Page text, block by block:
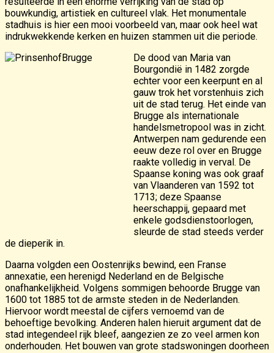
bouwkundig, artistiek en cultureel vlak. Het monumentale
stadhuis is hier een mooi voorbeeld van, maar ook heel wat
indrukwekkende kerken en huizen stammen uit die periode.
De dood van Maria van
Bourgondië in 1482 zorgde
echter voor een keerpunt en al
gauw trok het vorstenhuis zich
uit de stad terug. Het einde van
Brugge als internationale
handelsmetropool was in zicht.
Antwerpen nam gedurende een
eeuw deze rol over en Brugge
raakte volledig in verval. De
Spaanse koning was ook graaf
van Vlaanderen van 1592 tot
1713; deze Spaanse
heerschappij, gepaard met
enkele godsdienstoorlogen,
sleurde de stad steeds verder
de dieperik in.
Daarna volgden een Oostenrijks bewind, een Franse
annexatie, een herenigd Nederland en de Belgische
onafhankelijkheid. Volgens sommigen behoorde Brugge van
1600 tot 1885 tot de armste steden in de Nederlanden.
Hiervoor wordt meestal de cijfers vernoemd van de
behoeftige bevolking. Anderen halen hieruit argument dat de
stad integendeel rijk bleef, aangezien ze zo veel armen kon
onderhouden. Het bouwen van grote stadswoningen doorheen